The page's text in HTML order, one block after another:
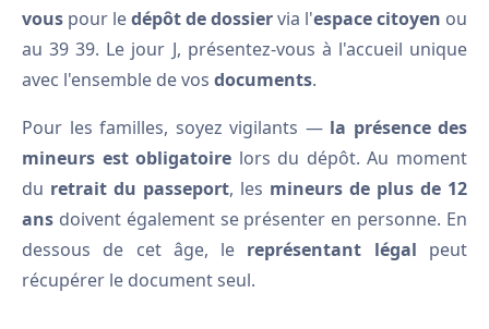
vous pour ledépôt de dossiervia l'espace citoyen ou
au 39 39. Le jour J, présentez-vous à l'accueil unique
avec l'ensemble de vos documents.
Pour les familles, soyez vigilants — la présence des
mineurs est obligatoire lors du dépôt. Au moment
du retrait du passeport, les mineurs de plus de 12
ans doivent également se présenter en personne. En
dessous de cet âge, le représentant légal peut
récupérer le document seul.